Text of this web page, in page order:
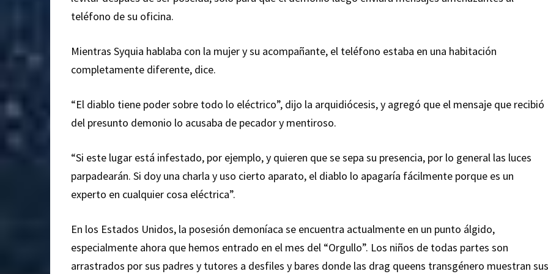
teléfono de su oficina.
Mientras Syquia hablaba con la mujer y su acompañante, el teléfono estaba en una habitación
completamente diferente, dice.
“El diablo tiene poder sobre todo lo eléctrico”, dijo la arquidiócesis, y agregó que el mensaje que recibió
del presunto demonio lo acusaba de pecador y mentiroso.
“Si este lugar está infestado, por ejemplo, y quieren que se sepa su presencia, por lo general las luces
parpadearán. Si doy una charla y uso cierto aparato, el diablo lo apagaría fácilmente porque es un
experto en cualquier cosa eléctrica”.
En los Estados Unidos, la posesión demoníaca se encuentra actualmente en un punto álgido,
especialmente ahora que hemos entrado en el mes del “Orgullo”. Los niños de todas partes son
arrastrados por sus padres y tutores a desfiles y bares donde las drag queens transgénero muestran sus